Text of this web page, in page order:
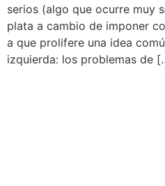
serios (algo que ocurre muy
plata a cambio de imponer
a que prolifere una idea
izquierda: los problemas de